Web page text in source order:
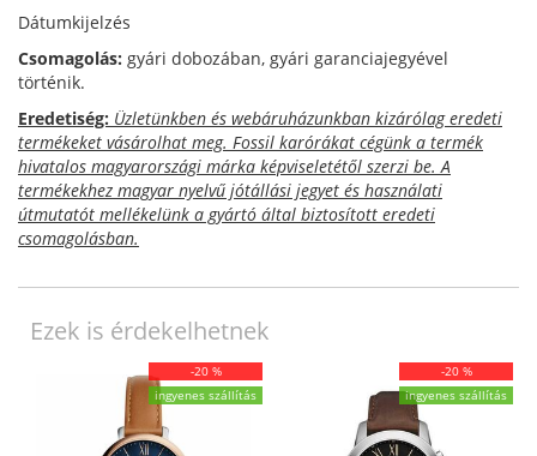
Dátumkijelzés
Csomagolás: gyári dobozában, gyári garanciajegyével
történik.
Eredetiség: Üzletünkben és webáruházunkban kizárólag eredeti
termékeket vásárolhat meg. Fossil karórákat cégünk a termék
hivatalos magyarországi márka képviseletétől szerzi be. A
termékekhez magyar nyelvű jótállási jegyet és használati
útmutatót mellékelünk a gyártó által biztosított eredeti
csomagolásban.
Ezek is érdekelhetnek
-20 %
ingyenes szállítás
-20 %
ingyenes szállítás